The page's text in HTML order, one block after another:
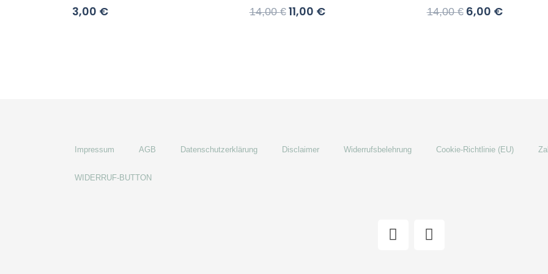
3,00 €
14,00€ 11,00 €
14,00€ 6,00 €
Impressum AGB Datenschutzerklärung Disclaimer Widerrufsbelehrung Cookie-Richtlinie (EU)
WIDERRUF-BUTTON
F
a
I
n